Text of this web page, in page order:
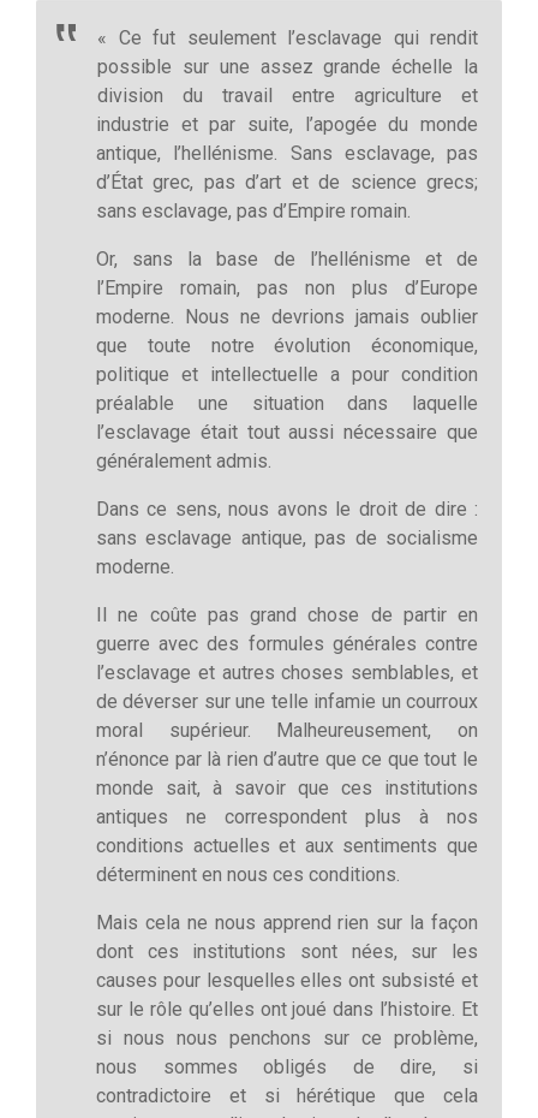
« Ce fut seulement l’esclavage qui rendit
possible sur une assez grande échelle la
division du travail entre agriculture et
industrie et par suite, l’apogée du monde
antique, l’hellénisme. Sans esclavage, pas
d’État grec, pas d’art et de science grecs;
sans esclavage, pas d’Empire romain.
Or, sans la base de l’hellénisme et de
l’Empire romain, pas non plus d’Europe
moderne. Nous ne devrions jamais oublier
que toute notre évolution économique,
politique et intellectuelle a pour condition
préalable une situation dans laquelle
l’esclavage était tout aussi nécessaire que
généralement admis.
Dans ce sens, nous avons le droit de dire :
sans esclavage antique, pas de socialisme
moderne.
Il ne coûte pas grand chose de partir en
guerre avec des formules générales contre
l’esclavage et autres choses semblables, et
de déverser sur une telle infamie un courroux
moral supérieur. Malheureusement, on
n’énonce par là rien d’autre que ce que tout le
monde sait, à savoir que ces institutions
antiques ne correspondent plus à nos
conditions actuelles et aux sentiments que
déterminent en nous ces conditions.
Mais cela ne nous apprend rien sur la façon
dont ces institutions sont nées, sur les
causes pour lesquelles elles ont subsisté et
sur le rôle qu’elles ont joué dans l’histoire. Et
si nous nous penchons sur ce problème,
nous sommes obligés de dire, si
contradictoire et si hérétique que cela